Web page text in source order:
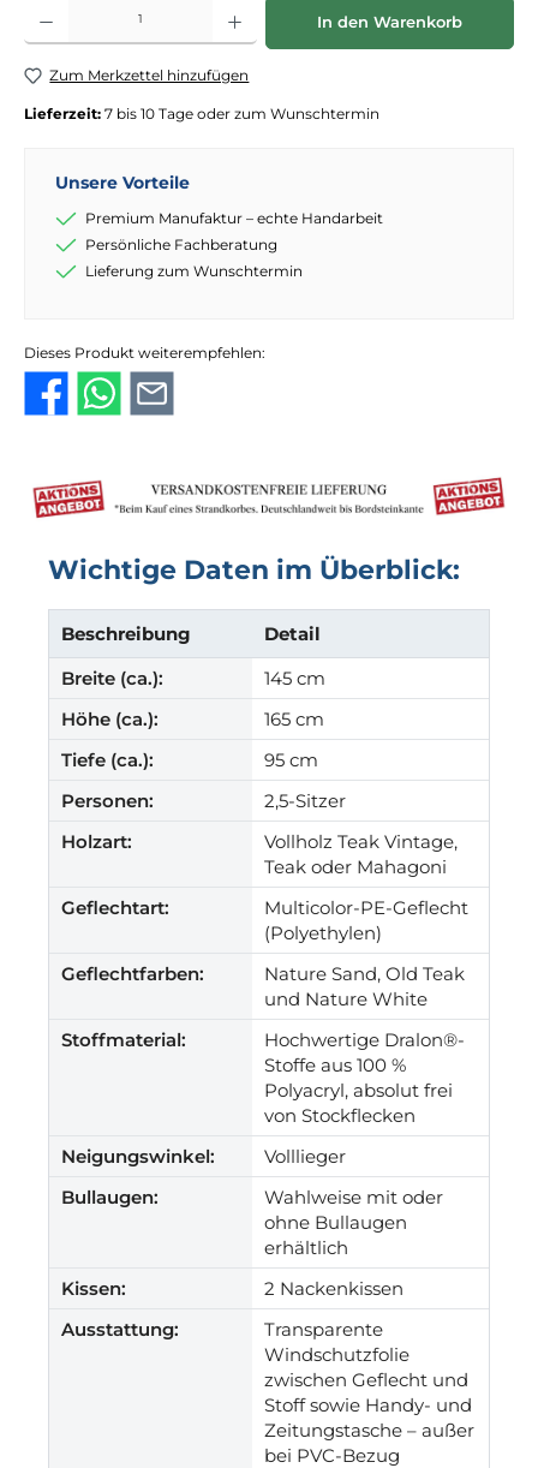
Produkt Anzahl: Gib den gewünschten Wert ein oder benutze die
In den Warenkorb
Zum Merkzettel hinzufügen
Lieferzeit: 7 bis 10 Tage oder zum Wunschtermin
Unsere Vorteile
Premium Manufaktur – echte Handarbeit
Persönliche Fachberatung
Lieferung zum Wunschtermin
Dieses Produkt weiterempfehlen:
Wichtige Daten im Überblick:
Beschreibung
Detail
Breite (ca.):
145 cm
Höhe (ca.):
165 cm
Tiefe (ca.):
95 cm
Personen:
2,5-Sitzer
Holzart:
Vollholz Teak Vintage,
Teak oder Mahagoni
Geflechtart:
Multicolor-PE-Geflecht
(Polyethylen)
Geflechtfarben:
Nature Sand, Old Teak
und Nature White
Stoffmaterial:
Hochwertige Dralon®-
Stoffe aus 100 %
Polyacryl, absolut frei
von Stockflecken
Neigungswinkel:
Volllieger
Bullaugen:
Wahlweise mit oder
ohne Bullaugen
erhältlich
Kissen:
2 Nackenkissen
Ausstattung:
Transparente
Windschutzfolie
zwischen Geflecht und
Stoff sowie Handy- und
Zeitungstasche – außer
bei PVC-Bezug